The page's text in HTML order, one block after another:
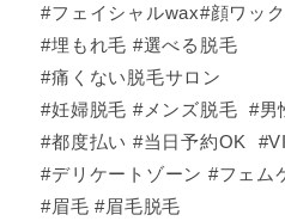
#フェイシャルwax#顔ワッ
#埋もれ毛 #選べる脱毛
#痛くない脱毛サロン
#妊婦脱毛 #メンズ脱毛 #男
#都度払い #当日予約OK
#デリケートゾーン #フェム
#眉毛 #眉毛脱毛